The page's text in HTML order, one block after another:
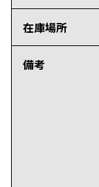
在庫場所
備考